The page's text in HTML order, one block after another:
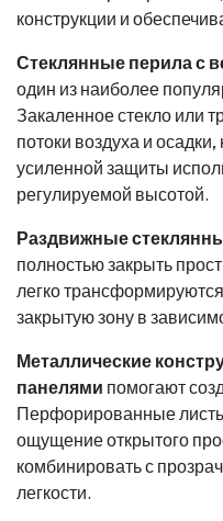
конструкции и
Стеклянные перила с
один из наиболее
Закаленное стекло или
потоки воздуха и
усиленной защиты
регулируемой высотой.
Раздвижные
полностью закрыть
легко
закрытую зону в
Металлические
панелями помогают
Перфорированные
ощущение открытого
комбинировать с
легкости.